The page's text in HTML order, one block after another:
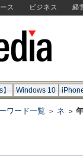
ス ビジネス 経
Windows 10
ワード一覧 > ネ >